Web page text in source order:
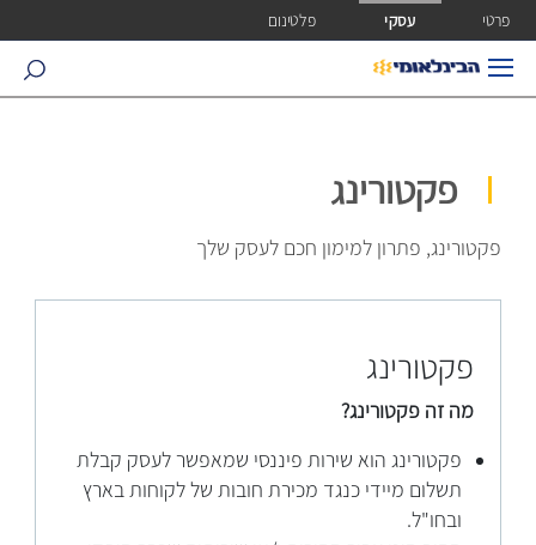
גישה ישירה לכפתור כניסה לחשבונך
פרטי עסקי פלטינום
search
פקטורינג
פקטורינג, פתרון למימון חכם לעסק שלך
פקטורינג
מה זה פקטורינג?
פקטורינג הוא שירות פיננסי שמאפשר לעסק קבלת
תשלום מיידי כנגד מכירת חובות של לקוחות בארץ
ובחו"ל.